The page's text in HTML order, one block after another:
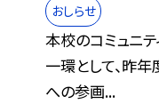
おしらせ
本校のコミュニ
一環として、昨
への参画...